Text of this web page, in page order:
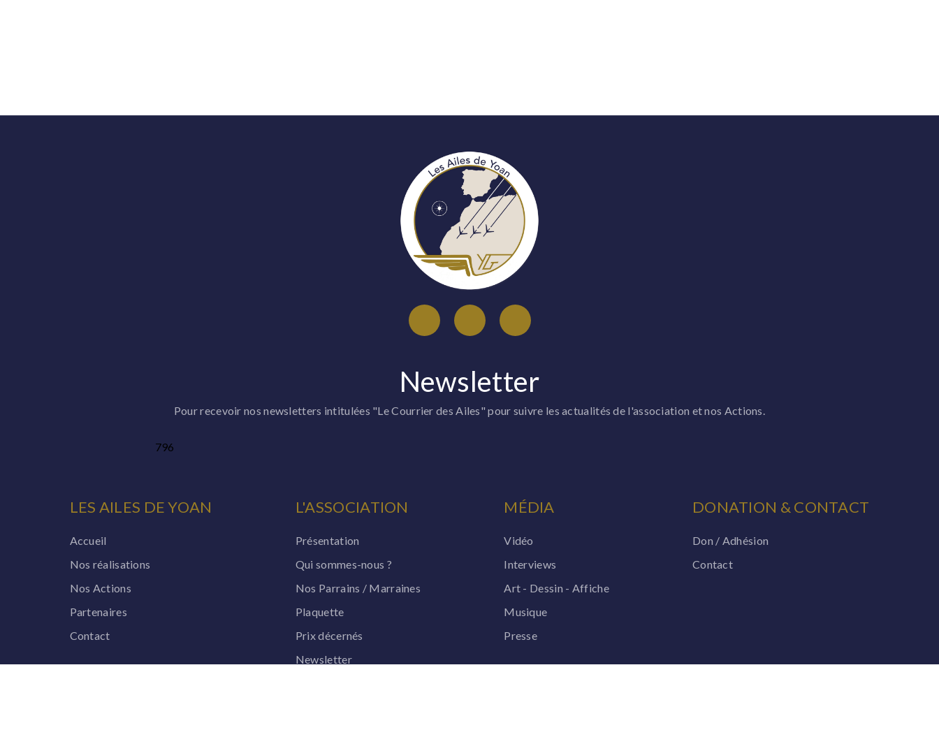
Newsletter
Pour recevoir nos newsletters intitulées "Le Courrier des Ailes" pour suivre les actualités de l'association et nos Actions.
796
LES AILES DE YOAN
Accueil
Nos réalisations
Nos Actions
Partenaires
Contact
L'ASSOCIATION
Présentation
Qui sommes-nous ?
Nos Parrains / Marraines
Plaquette
Prix décernés
Newsletter
MÉDIA
Vidéo
Interviews
Art - Dessin - Affiche
Musique
Presse
DONATION & CONTACT
Don / Adhésion
Contact